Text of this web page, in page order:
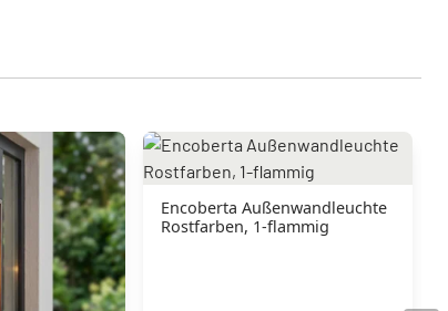
Encoberta Außenwandleuchte
Rostfarben, 1-flammig